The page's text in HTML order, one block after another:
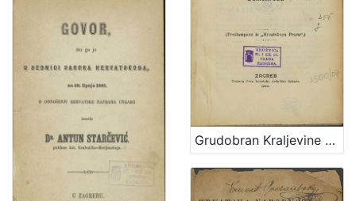
Grudobran Kraljevine Hrvatske / napisao Samohrvat